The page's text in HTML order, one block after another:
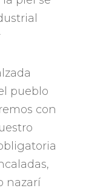
pueblo
con
,
nazarí